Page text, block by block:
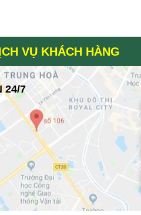
VỤ KHÁCH HÀNG
24/7